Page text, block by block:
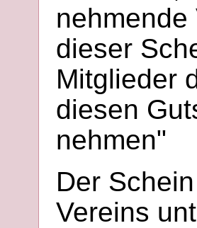
nehmende
dieser
Mitglieder
diesen
nehmen"
Der
Vereins